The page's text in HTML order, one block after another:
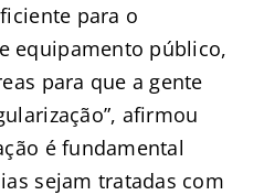
para o
equipamento público,
para que a gente
afirmou
é fundamental
sejam tratadas com